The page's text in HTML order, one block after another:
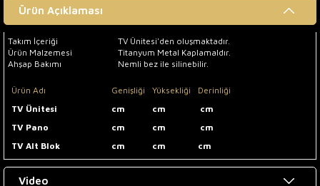
Ürün Açıklaması
Takım İçeriği
TV Ünitesi'den oluşmaktadır.
Ürün Malzemesi
Titanyum Metal Kaplamaldır.
Ahşap Bakımı
Nemli bez ile silinebilir.
Ürün Adı Genişliği Yüksekliği
Derinliği
TV Ünitesi
cm cm
cm
TV Pano
cm cm
cm
TV Alt Blok
cm cm cm
Video